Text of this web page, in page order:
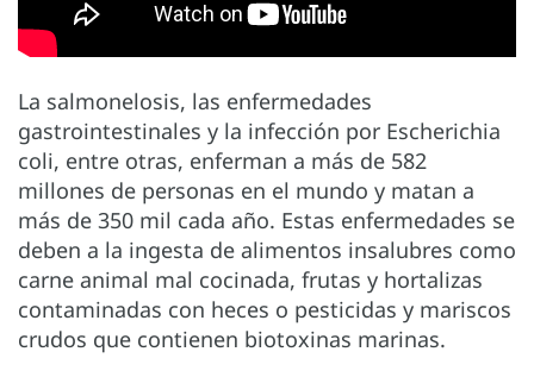
La salmonelosis, las enfermedades
gastrointestinales y la infección por Escherichia
coli, entre otras, enferman a más de 582
millones de personas en el mundo y matan a
más de 350 mil cada año. Estas enfermedades se
deben a la ingesta de alimentos insalubres como
carne animal mal cocinada, frutas y hortalizas
contaminadas con heces o pesticidas y mariscos
crudos que contienen biotoxinas marinas.